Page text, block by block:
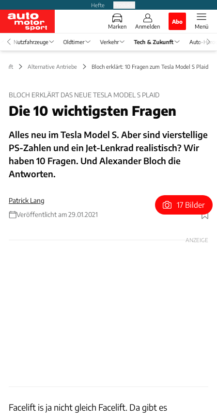
Hefte
Marken Anmelden
Abo
Menü
Nutzfahrzeuge Oldtimer Verkehr Tech & Zukunft Auto-
Alternative Antriebe Bloch erklärt: 10 Fragen zum Tesla Model S Plaid
BLOCH ERKLÄRT DAS NEUE TESLA MODEL S PLAID
Die 10 wichtigsten Fragen
Alles neu im Tesla Model S. Aber sind vierstellige
PS-Zahlen und ein Jet-Lenkrad realistisch? Wir
haben 10 Fragen. Und Alexander Bloch die
Antworten.
Patrick Lang
Veröffentlicht am 29.01.2021
Foto: auto motor und sport
17 Bilder
ANZEIGE
Facelift is ja nicht gleich Facelift. Da gibt es